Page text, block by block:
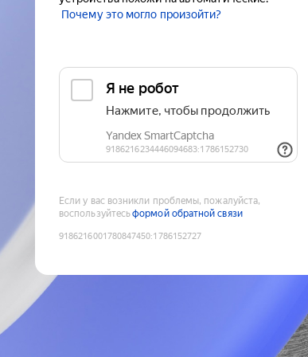
Почему это могло произойти?
Если у вас возникли проблемы, пожалуйста,
воспользуйтесьформой обратной связи
9186216001780847450:1786152727